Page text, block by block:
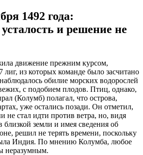
1492 года:
и решение не
движение прежним курсом,
лиг, из которых команде было засчитано
обилие морских водорослей
с подобием плодов. Птиц, однако,
(Колумб) полагал, что острова,
уже остались позади. Он отметил,
не стал идти против ветра, но, видя
близкой земли и имея сведения об
решил не терять времени, поскольку
Индия. По мнению Колумба, любое
неразумным.